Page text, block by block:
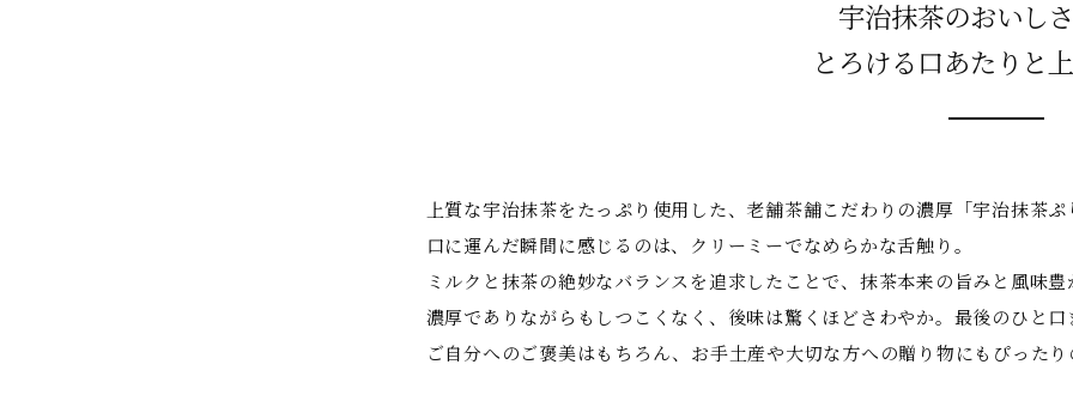
宇治抹茶のおいし
とろける口あたりと
上質な宇治抹茶をたっぷり使用した、老舗茶舗こだわりの濃厚「宇治抹茶
口に運んだ瞬間に感じるのは、クリーミーでなめらかな舌触り。
ミルクと抹茶の絶妙なバランスを追求したことで、抹茶本来の旨みと風味
濃厚でありながらもしつこくなく、後味は驚くほどさわやか。最後のひと
ご自分へのご褒美はもちろん、お手土産や大切な方への贈り物にもぴった